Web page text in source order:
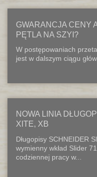
GWARANCJA CENY
PĘTLA NA SZYI?
W postępowaniach
jest w dalszym ciągu
NOWA LINIA
XITE, XB
Długopisy SCHNEIDER
wymienny wkład Slider
codziennej pracy w...